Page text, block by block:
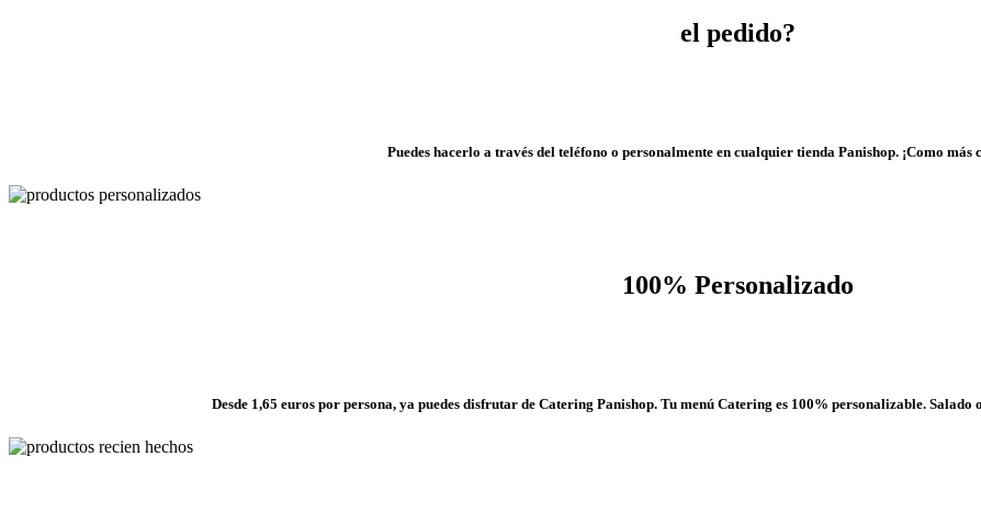
el pedido?
Puedes hacerlo a través del teléfono o personalmente en cualquier tienda Panishop. ¡Como más
100% Personalizado
Desde 1,65 euros por persona, ya puedes disfrutar de Catering Panishop. Tu menú Catering es 100% personalizable. Salado